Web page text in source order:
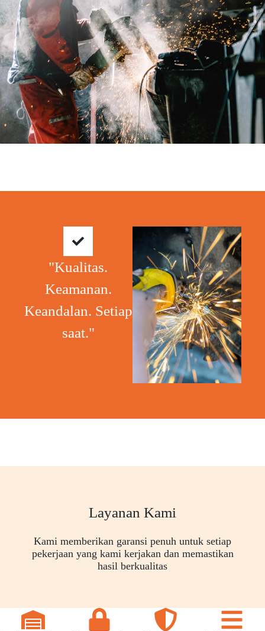
"Kualitas.
Keamanan.
Keandalan. Setiap
saat."
Layanan Kami
Kami memberikan garansi penuh untuk setiap
pekerjaan yang kami kerjakan dan memastikan
hasil berkualitas